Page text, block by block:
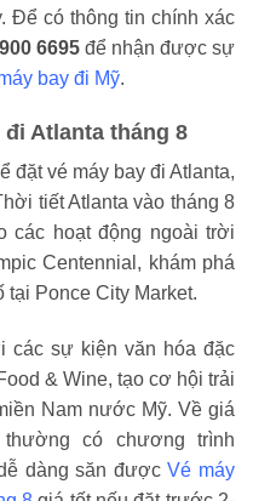
Để có thông tin chính xác
6695 để nhận được sự
bay đi Mỹ.
Atlanta tháng 8
đặt vé máy bay đi Atlanta,
tiết Atlanta vào tháng 8
các hoạt động ngoài trời
Centennial, khám phá
tại Ponce City Market.
các sự kiện văn hóa đặc
& Wine, tạo cơ hội trải
Nam nước Mỹ. Về giá
có chương trình
dàng săn đượcVé máy